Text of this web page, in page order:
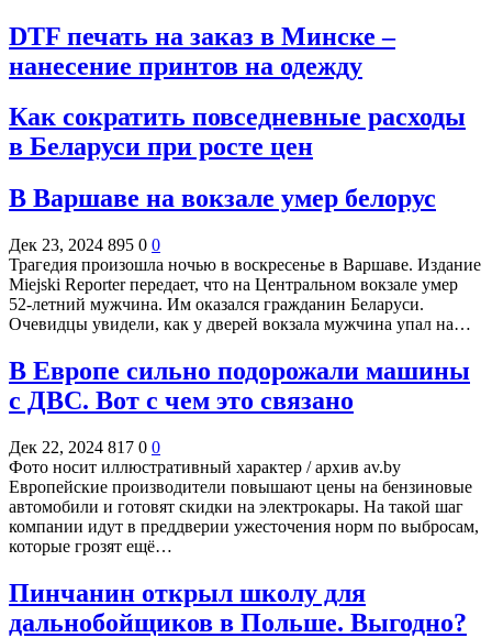
DTF печать на заказ в Минске –
нанесение принтов на одежду
Как сократить повседневные расходы
в Беларуси при росте цен
В Варшаве на вокзале умер белорус
Дек 23, 2024 895 0 0
Трагедия произошла ночью в воскресенье в Варшаве. Издание
Miejski Reporter передает, что на Центральном вокзале умер
52-летний мужчина. Им оказался гражданин Беларуси.
Очевидцы увидели, как у дверей вокзала мужчина упал на…
В Европе сильно подорожали машины
с ДВС. Вот с чем это связано
Дек 22, 2024 817 0 0
Фото носит иллюстративный характер / архив av.by
Европейские производители повышают цены на бензиновые
автомобили и готовят скидки на электрокары. На такой шаг
компании идут в преддверии ужесточения норм по выбросам,
которые грозят ещё…
Пинчанин открыл школу для
дальнобойщиков в Польше. Выгодно?